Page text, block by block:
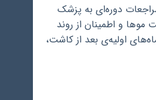
دوره‌ای به پزشک
و اطمینان از روند
اولیه‌ی بعد از کاشت،